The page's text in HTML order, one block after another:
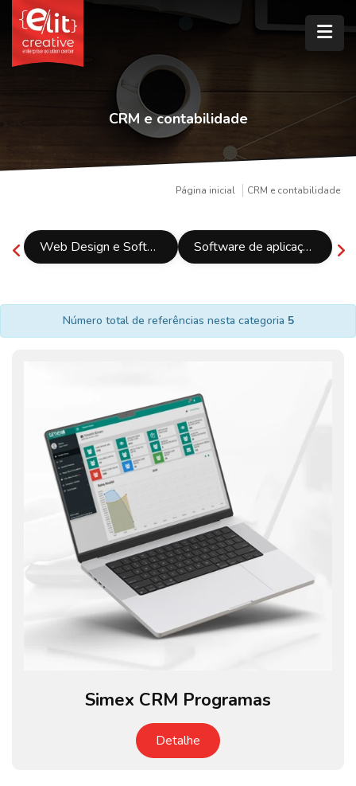
CRM e contabilidade
Página inicial CRM e contabilidade
Web Design e Software Software de aplicação móvel
Número total de referências nesta categoria 5
Simex CRM Programas
Detalhe